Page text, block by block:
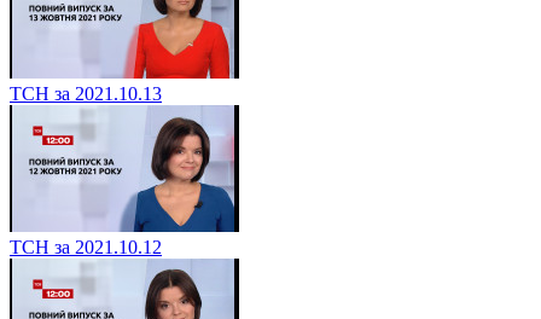
ТСН за 2021.10.13
ТСН за 2021.10.12